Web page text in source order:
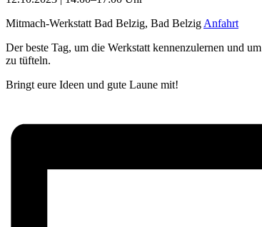
Mitmach-Werkstatt Bad Belzig, Bad BelzigAnfahrt
Der beste Tag, um die Werkstatt kennenzulernen und
zu tüfteln.
Bringt eure Ideen und gute Laune mit!